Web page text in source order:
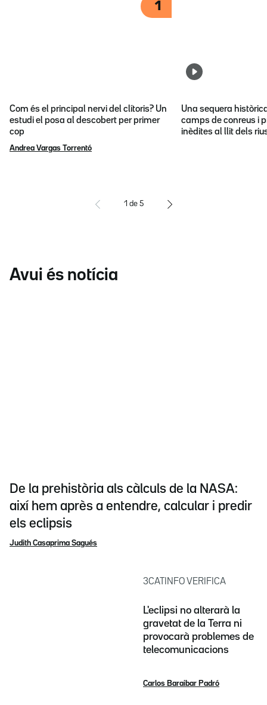
1
Com és el principal nervi del clítoris? Un
estudi el posa al descobert per primer
cop
Andrea Vargas Torrentó
Una sequera
camps de conreus i
inèdites al llit dels
1 de 5
Avui és notícia
De la prehistòria als càlculs de la NASA:
així hem après a entendre, calcular i predir
els eclipsis
Judith Casaprima Sagués
3CATINFO VERIFICA
L'eclipsi no alterarà la
gravetat de la Terra ni
provocarà problemes de
telecomunicacions
Carlos Baraibar Padró